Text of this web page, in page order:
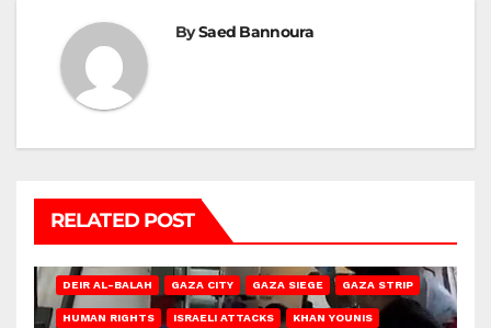
BySaed Bannoura
RELATED POST
DEIR AL-BALAH GAZA CITY GAZA SIEGE GAZA STRIP
HUMAN RIGHTS ISRAELI ATTACKS KHAN YOUNIS